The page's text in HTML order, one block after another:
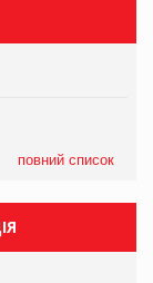
повний список